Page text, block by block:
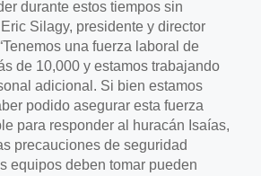
durante estos tiempos sin
Silagy, presidente y director
una fuerza laboral de
de 10,000 y estamos trabajando
adicional. Si bien estamos
podido asegurar esta fuerza
para responder al huracán Isaías,
precauciones de seguridad
equipos deben tomar pueden